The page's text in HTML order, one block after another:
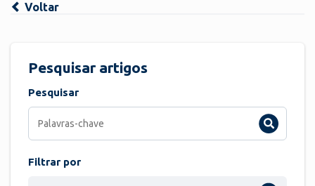
Voltar
Pesquisar artigos
Pesquisar
Filtrar por